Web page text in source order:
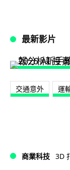
最新影片
交通意外 運
商業科技 3D